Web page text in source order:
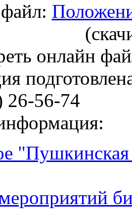
онлайн
26-56-74
"Пушкинская